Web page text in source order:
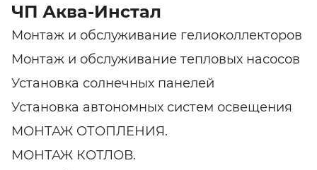
ЧП Аква-Инстал
Монтаж и обслуживание гелиоколлекторов
Монтаж и обслуживание тепловых насосов
Установка солнечных панелей
Установка автономных систем освещения
МОНТАЖ ОТОПЛЕНИЯ.
МОНТАЖ КОТЛОВ.